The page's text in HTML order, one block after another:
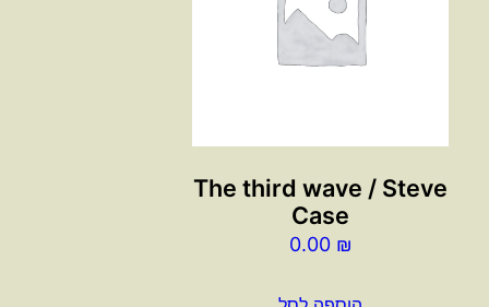
The third wave / Steve
Case
0.00 ₪